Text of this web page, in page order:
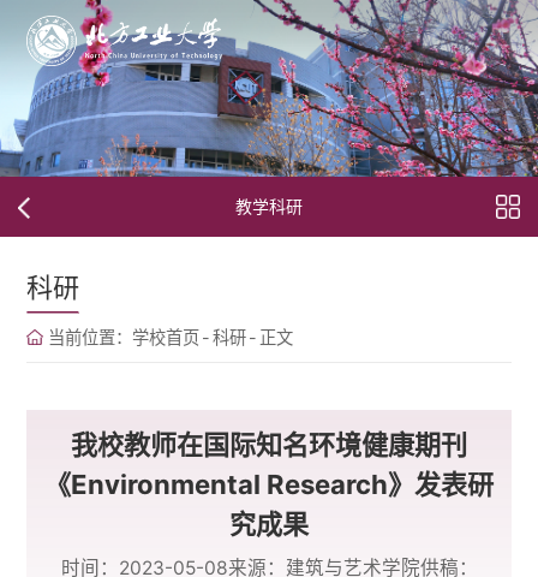
教学科研
科研
当前位置： 学校首页-科研- 正文
我校教师在国际知名环境健康期刊
《Environmental Research》发表研
究成果
时间：2023-05-08来源：建筑与艺术学院供稿：